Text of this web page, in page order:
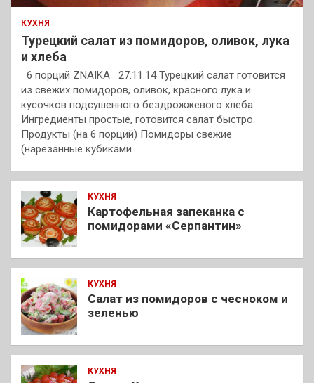
КУХНЯ
Турецкий салат из помидоров, оливок, лука
и хлеба
6 порций ZNAIKA 27.11.14 Турецкий салат готовится
из свежих помидоров, оливок, красного лука и
кусочков подсушенного бездрожжевого хлеба.
Ингредиенты простые, готовится салат быстро.
Продукты (на 6 порций) Помидоры свежие
(нарезанные кубиками…
КУХНЯ
Картофельная запеканка с
помидорами «Серпантин»
КУХНЯ
Салат из помидоров с чесноком и
зеленью
КУХНЯ